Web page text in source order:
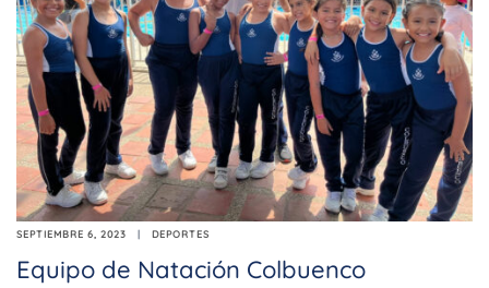
SEPTIEMBRE 6, 2023 DEPORTES
Equipo de Natación Colbuenco